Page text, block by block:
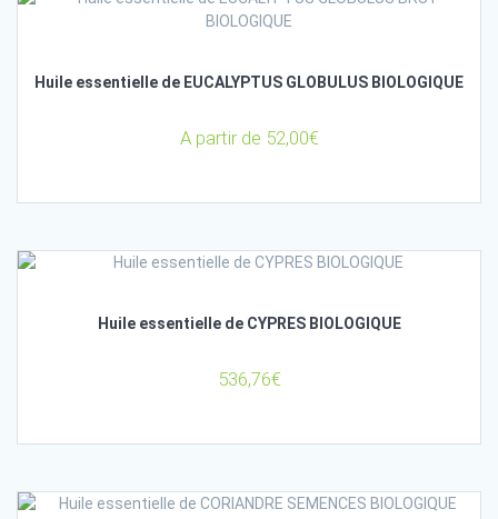
Huile essentielle de EUCALYPTUS GLOBULUS BIOLOGIQUE
A partir de 52,00€
Huile essentielle de CYPRES BIOLOGIQUE
536,76€